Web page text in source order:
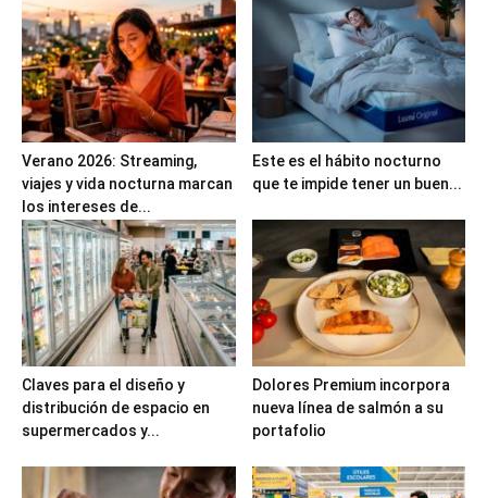
Verano 2026: Streaming,
viajes y vida nocturna marcan
los intereses de...
Este es el hábito nocturno
que te impide tener un buen...
Claves para el diseño y
distribución de espacio en
supermercados y...
Dolores Premium incorpora
nueva línea de salmón a su
portafolio